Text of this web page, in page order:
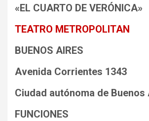
«EL CUARTO DE VERÓNICA»
TEATRO METROPOLITAN
BUENOS AIRES
Avenida Corrientes 1343
Ciudad autónoma de Buenos
FUNCIONES